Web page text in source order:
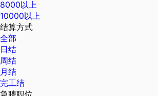
8000以上
10000以上
结算方式
全部
日结
周结
月结
完工结